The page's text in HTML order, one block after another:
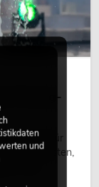
Moving-
für
Stadtfesten,
und
und